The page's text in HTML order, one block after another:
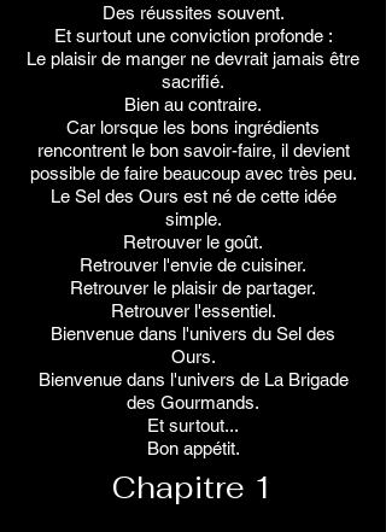
Des réussites souvent.
Et surtout une conviction profonde :
Le plaisir de manger ne devrait jamais être
sacrifié.
Bien au contraire.
Car lorsque les bons ingrédients
rencontrent le bon savoir-faire, il devient
possible de faire beaucoup avec très peu.
Le Sel des Ours est né de cette idée
simple.
Retrouver le goût.
Retrouver l'envie de cuisiner.
Retrouver le plaisir de partager.
Retrouver l'essentiel.
Bienvenue dans l'univers du Sel des
Ours.
Bienvenue dans l'univers de La Brigade
des Gourmands.
Et surtout...
Bon appétit.
Chapitre 1